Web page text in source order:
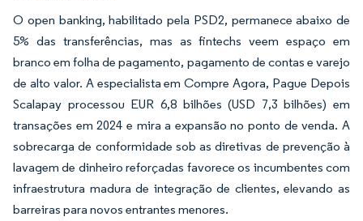
O open banking, habilitado pela PSD2, permanece abaixo de
5% das transferências, mas as fintechs veem espaço em
branco em folha de pagamento, pagamento de contas e varejo
de alto valor. A especialista em Compre Agora, Pague Depois
Scalapay processou EUR 6,8 bilhões (USD 7,3 bilhões) em
transações em 2024 e mira a expansão no ponto de venda. A
sobrecarga de conformidade sob as diretivas de prevenção à
lavagem de dinheiro reforçadas favorece os incumbentes com
infraestrutura madura de integração de clientes, elevando as
barreiras para novos entrantes menores.